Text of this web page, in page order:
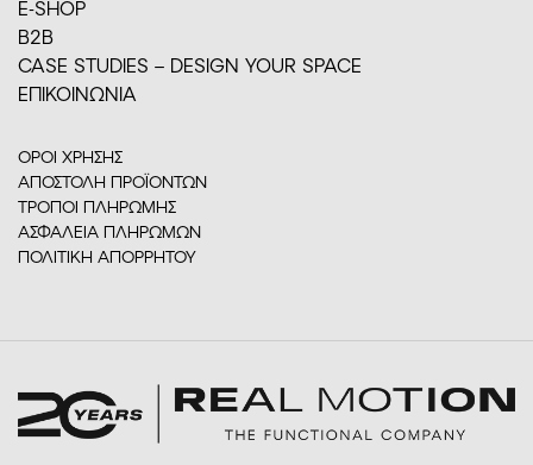
E-SHOP
Β2Β
CASE STUDIES – DESIGN YOUR SPACE
ΕΠΙΚΟΙΝΩΝΙΑ
ΟΡΟΙ ΧΡΗΣΗΣ
ΑΠΟΣΤΟΛΗ ΠΡΟΪΟΝΤΩΝ
ΤΡΟΠΟΙ ΠΛΗΡΩΜΗΣ
ΑΣΦΑΛΕΙΑ ΠΛΗΡΩΜΩΝ
ΠΟΛΙΤΙΚΗ ΑΠΟΡΡΗΤΟΥ